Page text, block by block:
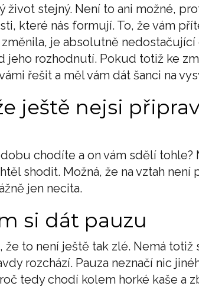
život stejný. Není to ani možné,
které nás formují. To, že vám
je absolutně
jeho rozhodnutí. Pokud totiž ke
řešit a měl vám dát šanci na
ještě nejsi
chodíte a on vám sdělí tohle?
shodit. Možná, že na vztah není
jen necita.
si dát pauzu
to není ještě tak zlé. Nemá totiž
rozchází. Pauza neznačí nic
tedy chodí kolem horké kaše a